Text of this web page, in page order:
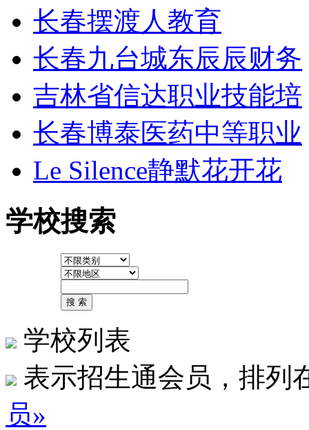
长春摆渡人教育
长春九台城东辰辰财务
吉林省信达职业技能培
长春博泰医药中等职业
Le Silence静默花开花
学校搜索
学校列表
表示招生通会员，排列
员»